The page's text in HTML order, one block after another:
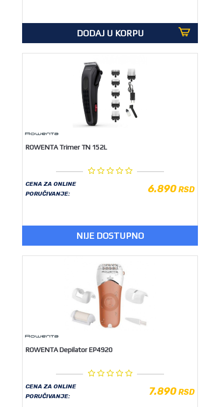
DODAJ U KORPU
ROWENTA Trimer TN 152L
CENA ZA ONLINE
PORUČIVANJE:
6.890RSD
NIJE DOSTUPNO
ROWENTA Depilator EP4920
CENA ZA ONLINE
PORUČIVANJE:
7.890RSD